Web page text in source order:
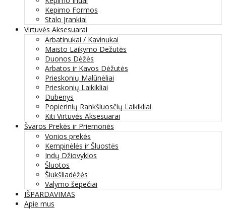
Kepimo Formos
Stalo Įrankiai
Virtuvės Aksesuarai
Arbatinukai / Kavinukai
Maisto Laikymo Dežutės
Duonos Dėžės
Arbatos ir Kavos Dėžutės
Prieskonių Malūnėliai
Prieskonių Laikikliai
Dubenys
Popierinių Rankšluosčių Laikikliai
Kiti Virtuvės Aksesuarai
Švaros Prekės ir Priemonės
Vonios prekės
Kempinėlės ir Šluostės
Indų Džiovyklos
Šluotos
Šiukšliadėžės
Valymo šepečiai
IŠPARDAVIMAS
Apie mus